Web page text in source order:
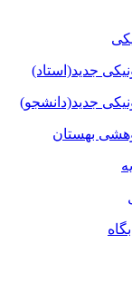
جدید(استاد)
جدید(دانشجو)
بهستان